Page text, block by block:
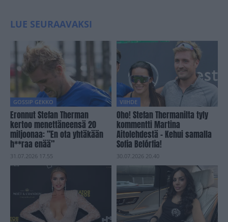
LUE SEURAAVAKSI
GOSSIP GEKKO
Eronnut Stefan Therman
kertoo menettäneensä 20
miljoonaa: ”En ota yhtäkään
h**raa enää”
31.07.2026 17.55
VIIHDE
Oho! Stefan Thermanilta tyly
kommentti Martina
Aitolehdestä – Kehui samalla
Sofia Belórfia!
30.07.2026 20.40